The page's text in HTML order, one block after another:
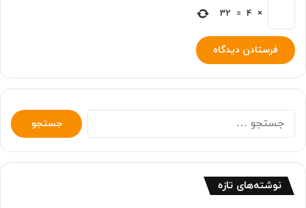
×
4
=
32
جستجو
برای:
نوشته‌های تازه